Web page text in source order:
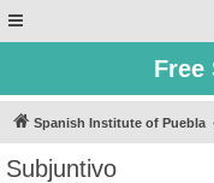
Free
Spanish Institute of Puebla
Subjuntivo